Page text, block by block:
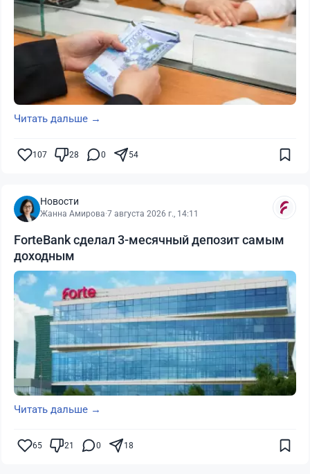
Читать дальше →
107 28 0 54
Новости
Жанна Амирова·7 августа 2026 г., 14:11
ForteBank сделал 3-месячный депозит самым
доходным
Читать дальше →
65 21 0 18